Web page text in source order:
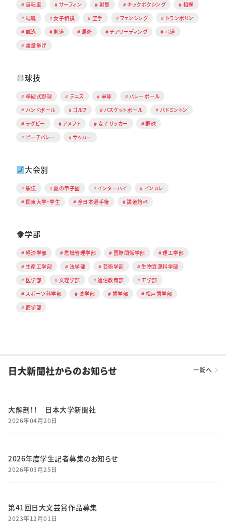
自転車 サーフィン 射撃 キックボクシング
相撲
端艇
女子相撲 空手 フェンシング
トランポリン
競泳
剣道 馬術 チアリーディング
弓道
重量挙げ
球技
準硬式野球 テニス 卓球
バレーボール
ハンドボール
ゴルフ バスケットボール
バドミントン
ラグビー
アメフト 女子サッカー
野球
ビーチバレー
サッカー
大会別
駅伝 夏の甲子園 インターハイ
インカレ
関東大学・学生
全日本選手権 講道館杯
学部
経済学部 危機管理学部 国際関係学部
理工学部
生産工学部
法学部 芸術学部
生物資源科学部
医学部
文理学部 通信教育部
工学部
スポーツ科学部
薬学部 歯学部
松戸歯学部
商学部
日大新聞社からのお知らせ 一覧へ
大解剖！！ 日本大学新聞社
2026年04月20日
2026年度学生記者募集のお知らせ
2026年03月25日
第41回日大文芸賞作品募集
2023年12月01日